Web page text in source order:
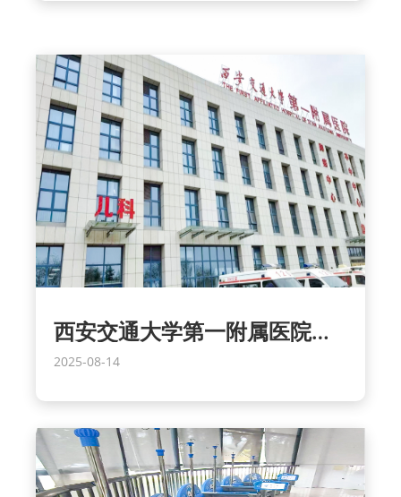
西安交通大学第一附属医院东院区
2025-08-14